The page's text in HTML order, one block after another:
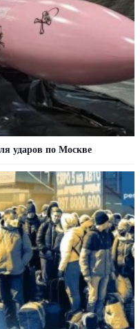
ударов по Москве